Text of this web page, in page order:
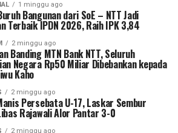
1 minggu ago
Bangunan dari SoE – NTT Jadi
Terbaik IPDN 2026, Raih IPK 3,84
2 minggu ago
Banding MTN Bank NTT, Seluruh
Negara Rp50 Miliar Dibebankan kepada
Kaho
2 minggu ago
Persebata U-17, Laskar Sembur
Rajawali Alor Pantar 3-0
2 minggu ago